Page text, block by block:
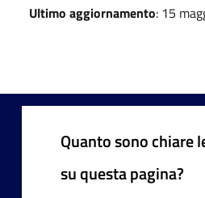
Ultimo aggiornamento: 15
Quanto sono chiare
su questa pagina?